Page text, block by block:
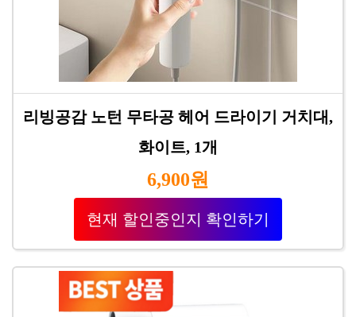
리빙공감 노턴 무타공 헤어 드라이기 거치대,
화이트, 1개
6,900원
현재 할인중인지 확인하기